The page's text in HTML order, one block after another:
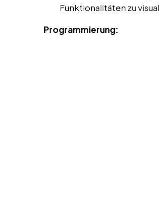
Funktionalitäten zu
Programmierung: